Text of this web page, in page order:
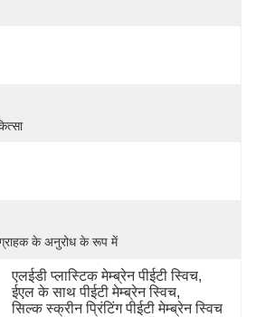
ग्राहक के अनुरोध के रूप में
एलईडी प्लास्टिक मेम्ब्रेन पीईटी स्विच,
ईएल के साथ पीईटी मेम्ब्रेन स्विच,
सिल्क स्क्रीन प्रिंटिंग पीईटी मेम्ब्रेन स्विच